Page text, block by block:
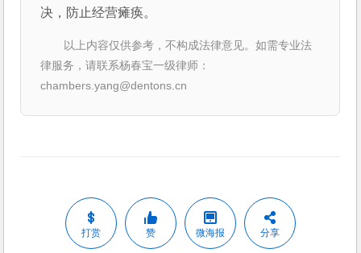
决，防止经营瘫痪。
以上内容仅供参考，不构成法律意见。如需专业法
律服务，请联系杨春宝一级律师：
chambers.yang@dentons.cn
打赏 赞 微海报 分享